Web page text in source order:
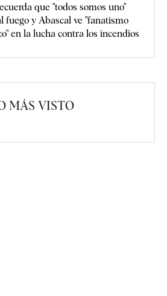
que "todos somos uno"
fuego y Abascal ve "fanatismo
en la lucha contra los incendios
MÁS VISTO